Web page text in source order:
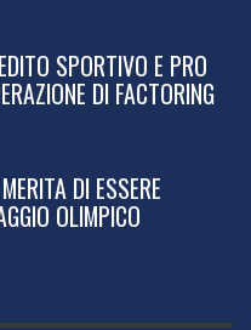
SPORTIVO E PRO
DI FACTORING
DI ESSERE
OLIMPICO